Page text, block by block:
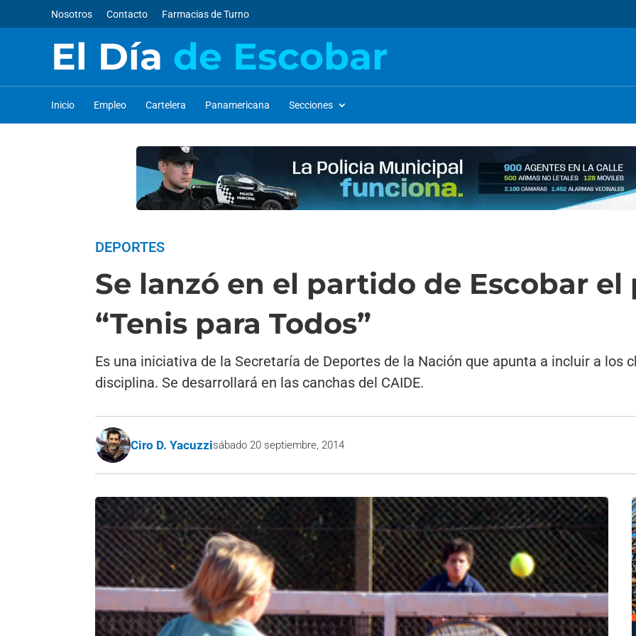
Nosotros Contacto Farmacias de Turno
El Día de Escobar
Inicio Empleo Cartelera Panamericana Secciones
DEPORTES
Se lanzó en el partido de Escobar el
“Tenis para Todos”
Es una iniciativa de la Secretaría de Deportes de la Nación que apunta a incluir a los
disciplina. Se desarrollará en las canchas del CAIDE.
Ciro D. Yacuzzisábado 20 septiembre, 2014